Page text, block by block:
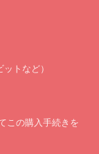
トなど）
この購入手続きを